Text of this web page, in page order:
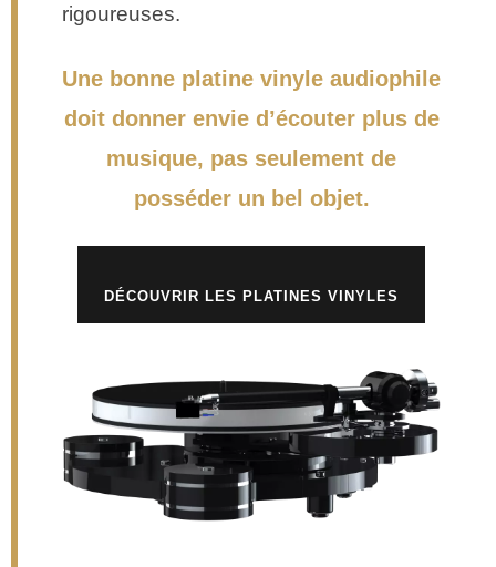
rigoureuses.
Une bonne platine vinyle audiophile
doit donner envie d’écouter plus de
musique, pas seulement de
posséder un bel objet.
DÉCOUVRIR LES PLATINES VINYLES